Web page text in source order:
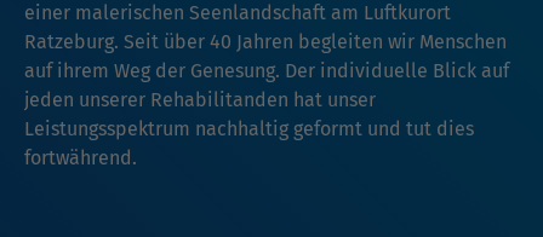
einer malerischen Seenlandschaft am Luftkurort
Ratzeburg. Seit über 40 Jahren begleiten wir Menschen
auf ihrem Weg der Genesung. Der individuelle Blick auf
jeden unserer Rehabilitanden hat unser
Leistungsspektrum nachhaltig geformt und tut dies
fortwährend.